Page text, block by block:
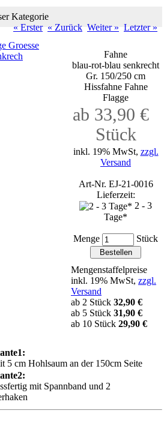
Kategorie
« Erster « Zurück Weiter » Letzter »
Fahne
blau-rot-blau senkrecht
Gr. 150/250 cm
Hissfahne Fahne
Flagge
ab 33,90 €
Stück
inkl. 19% MwSt, zzgl.
Versand
Art-Nr. EJ-21-0016
Lieferzeit:
2 - 3
Tage*
Menge Stück
Mengenstaffelpreise
inkl. 19% MwSt, zzgl.
Versand
ab 2 Stück 32,90 €
ab 5 Stück 31,90 €
ab 10 Stück 29,90 €
5 cm Hohlsaum an der 150cm Seite
mit Spannband und 2